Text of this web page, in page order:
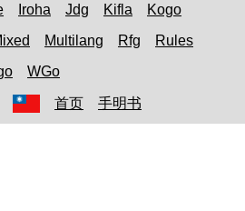
Iroha Jdg Kifla
Kogo
Multilang Rfg
Rules
WGo
首页 手明书